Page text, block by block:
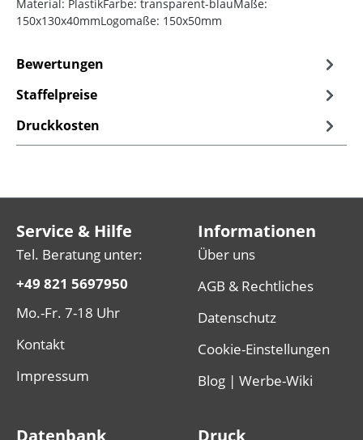
Material: PlastikFarbe: transparent-blauMaße:
150x130x40mmLogomaße: 150x50mm
Bewertungen
Staffelpreise
Druckkosten
Service & Hilfe
Tel. Beratung unter:
+49 821 5697950
Mo.-Fr. 7-18 Uhr
Kontakt
Impressum
Informationen
Über uns
AGB & Rechtliches
Datenschutz
Cookie-Einstellungen
Blog | Werbe-Wiki